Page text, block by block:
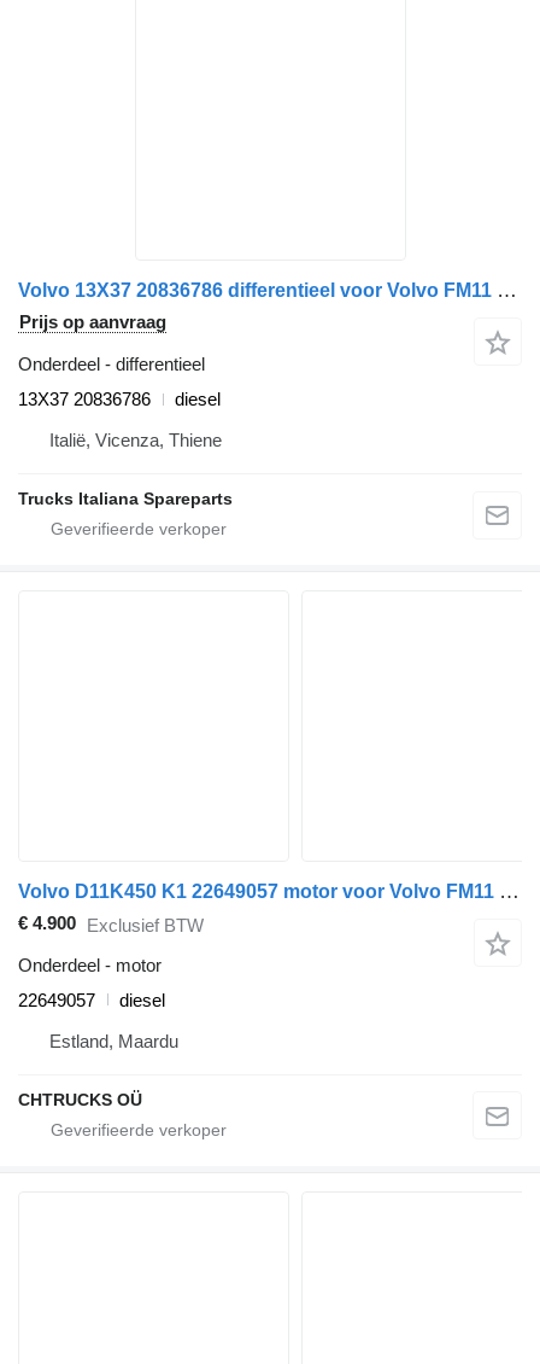
Volvo 13X37 20836786 differentieel voor Volvo FM11 euro 5 vrachtwagen
Prijs op aanvraag
Onderdeel - differentieel
13X37 20836786
diesel
Italië, Vicenza, Thiene
Trucks Italiana Spareparts
Volvo D11K450 K1 22649057 motor voor Volvo FM11 vrachtwagen
€ 4.900 Exclusief BTW
Onderdeel - motor
22649057
diesel
Estland, Maardu
CHTRUCKS OÜ